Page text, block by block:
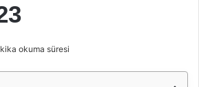
okuma süresi